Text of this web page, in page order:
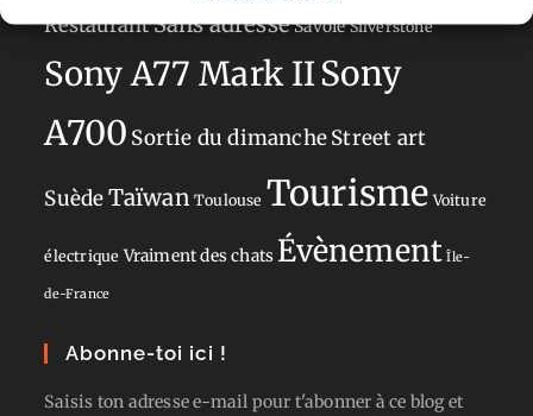
RestaurantSans adresseSavoie Silverstone
Sony A77 Mark IISony
A700 Sortie du dimancheStreet art
SuèdeTaïwan Toulouse Tourisme Voiture
électrique Vraiment des chats Évènement Île-
de-France
Abonne-toi ici !
Saisis ton adresse e-mail pour t'abonner à ce blog et